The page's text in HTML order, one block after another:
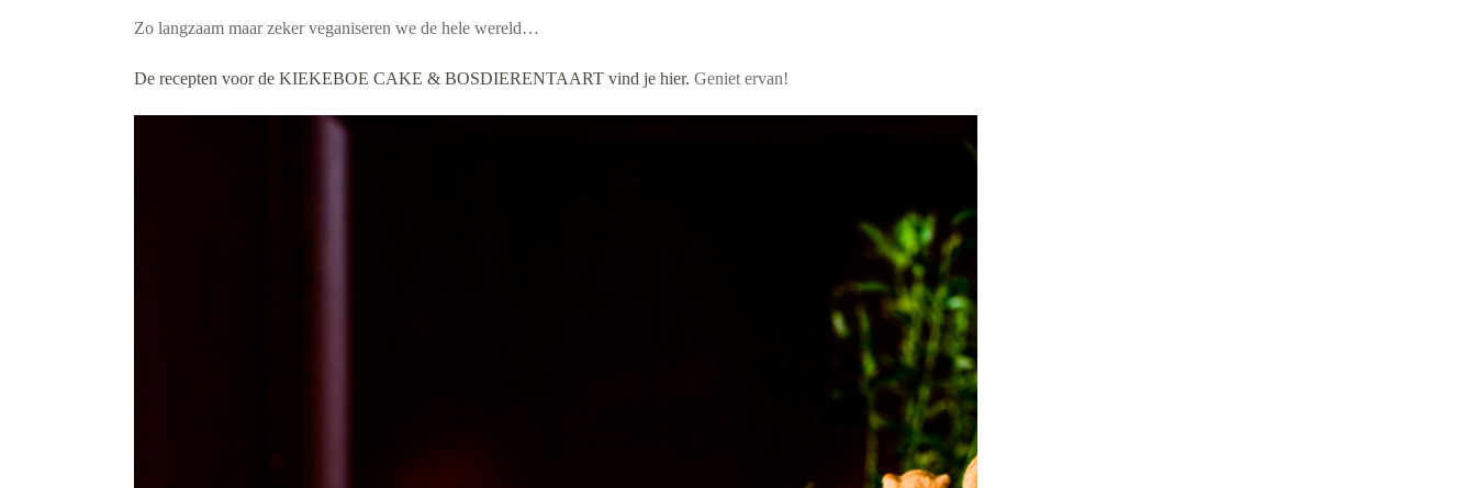
Zo langzaam maar zeker veganiseren we de hele wereld…
De recepten voor de KIEKEBOE CAKE & BOSDIERENTAART vind je hier. Geniet ervan!